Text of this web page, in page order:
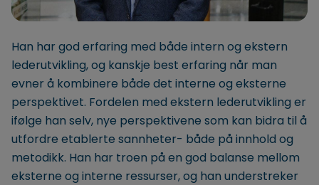
Han har god erfaring med både intern og ekstern
lederutvikling, og kanskje best erfaring når man
evner å kombinere både det interne og eksterne
perspektivet. Fordelen med ekstern lederutvikling er
ifølge han selv, nye perspektivene som kan bidra til å
utfordre etablerte sannheter- både på innhold og
metodikk. Han har troen på en god balanse mellom
eksterne og interne ressurser, og han understreker